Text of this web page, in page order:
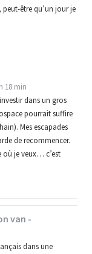
peut-être qu’un jour je
18 min
dans un gros
pourrait suffire
Mes escapades
de recommencer.
où je veux… c’est
van -
dans une